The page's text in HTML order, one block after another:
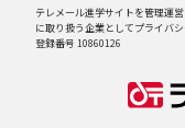
テレメール進学サイトを管理運
に取り扱う企業としてプライバ
登録番号 10860126